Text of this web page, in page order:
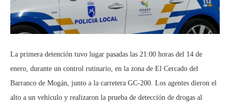
La primera detención tuvo lugar pasadas las 21:00 horas del 14 de
enero, durante un control rutinario, en la zona de El Cercado del
Barranco de Mogán, junto a la carretera GC-200. Los agentes dieron el
alto a un vehículo y realizaron la prueba de detección de drogas al